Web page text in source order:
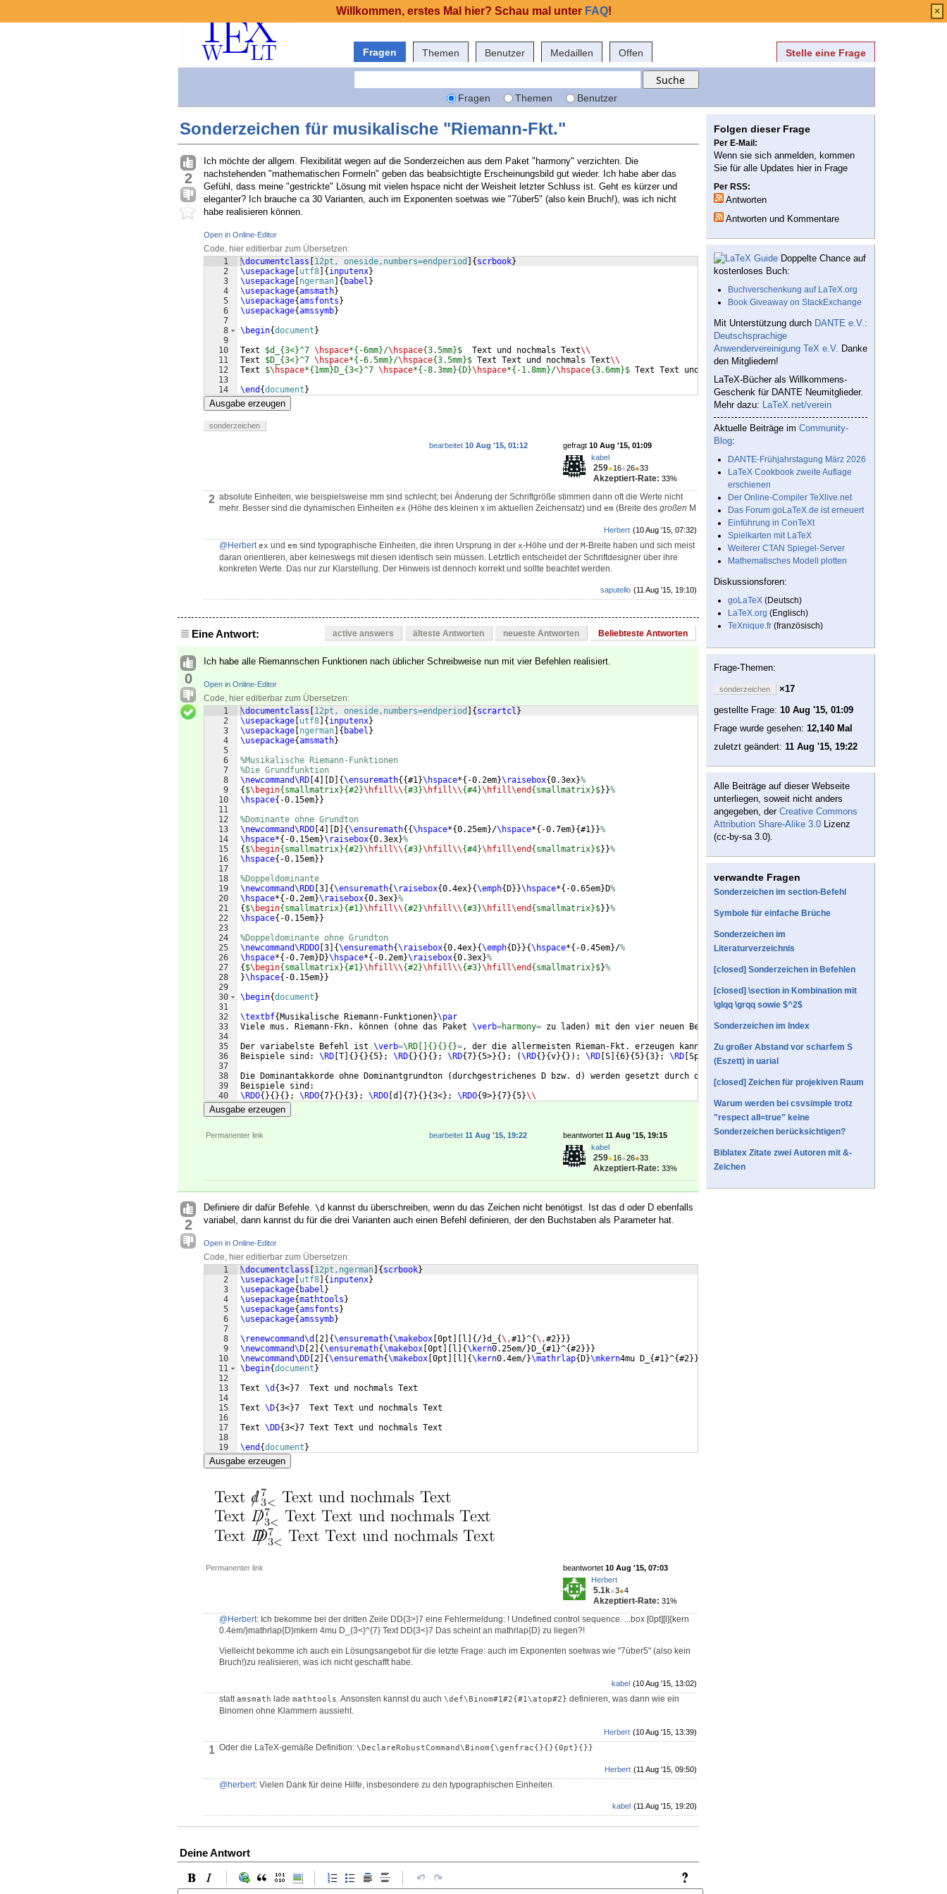
Fragen Themen Benutzer Medaillen Offen Stelle eine Frage
Fragen Themen Benutzer
Sonderzeichen für musikalische "Riemann-Fkt."
2
Ich möchte der allgem. Flexibilität wegen auf die Sonderzeichen aus dem Paket "harmony" verzichten. Die
nachstehenden "mathematischen Formeln" geben das beabsichtigte Erscheinungsbild gut wieder. Ich habe aber das
Gefühl, dass meine "gestrickte" Lösung mit vielen hspace nicht der Weisheit letzter Schluss ist. Geht es kürzer und
eleganter? Ich brauche ca 30 Varianten, auch im Exponenten soetwas wie "7über5" (also kein Bruch!), was ich nicht
habe realisieren können.
Open in Online-Editor
Code, hier editierbar zum Übersetzen:
1
2
3
4
5
6
7
8
9
10
11
12
13
14
\documentclass 12pt, oneside,numbers=endperiod { scrbook}
\usepackage utf8 { inputenx}
\usepackage ngerman { babel }
\usepackage{amsmath}
\usepackage{amsfonts }
\usepackage{amssymb}
\begin{document }
Text $d_{3<}^7 \hspace*{-6mm}/\hspace{3.5mm}$
  Text und nochmals Text
\\
Text $D_{3<}^7 \hspace*{-6.5mm}/\hspace{3.5mm}$ Text Text und nochmals Text\\
Text $\hspace*{1mm}D_{3<}^7 \hspace*{-8.3mm}{D}\hspace*{-1.8mm}/\hspace{3.6mm}$ Text Text und nochmals Text
\end {document }
Ausgabe erzeugen
sonderzeichen
gefragt 10 Aug '15, 01:09
kabel
259●16●26●33
Akzeptiert-Rate: 33%
bearbeitet 10 Aug '15, 01:12
2 absolute Einheiten, wie beispielsweise mm sind schlecht; bei Änderung der Schriftgröße stimmen dann oft die Werte nicht
mehr. Besser sind die dynamischen Einheiten ex (Höhe des kleinen x im aktuellen Zeichensatz) und em (Breite des großen M
(10 Aug '15, 07:32)
Herbert
@Herbert ex und em sind typographische Einheiten, die ihren Ursprung in der x-Höhe und der M-Breite haben und sich meist
daran orientieren, aber keineswegs mit diesen identisch sein müssen. Letztlich entscheidet der Schriftdesigner über ihre
konkreten Werte. Das nur zur Klarstellung. Der Hinweis ist dennoch korrekt und sollte beachtet werden.
(11 Aug '15, 19:10)
saputello
Eine Antwort: active answers älteste Antworten neueste Antworten Beliebteste Antworten
0
Ich habe alle Riemannschen Funktionen nach üblicher Schreibweise nun mit vier Befehlen realisiert.
Open in Online-Editor
Code, hier editierbar zum Übersetzen:
1
2
3
4
5
6
7
8
9
10
11
12
13
14
15
16
17
18
19
20
21
22
23
24
25
26
27
28
29
30
31
32
33
34
35
36
37
38
39
40
41
\documentclass 12pt, oneside,numbers=endperiod { scrartcl }
\usepackage utf8 { inputenx}
\usepackage ngerman { babel }
\usepackage{amsmath}
%Musikalische Riemann-Funktionen
%Die Grundfunktion
\newcommand\RD 4 D {\ensuremath{{#1}\hspace*{ -0.2em}\raisebox{0.3ex}%
{ $\begin{smallmatrix}{#2}\hfill\\{#3}\hfill\\{#4}\hfill\end {smallmatrix}$}}%
\hspace{ -0.15em}}
%Dominante ohne Grundton
\newcommand\RDO 4 D {\ensuremath{{\hspace*{0.25em}/\hspace*{ -0.7em}{#1}}%
\hspace*{ -0.15em}\raisebox{0.3ex}%
{ $\begin{smallmatrix}{#2}\hfill\\{#3}\hfill\\{#4}\hfill\end {smallmatrix}$}}%
\hspace{ -0.15em}}
%Doppeldominante
\newcommand\RDD 3 {\ensuremath{\raisebox{0.4ex}{\emph{ D}}\hspace*{ -0.65em} D%
\hspace*{ -0.2em}\raisebox{0.3ex}%
{ $\begin{smallmatrix}{#1}\hfill\\{#2}\hfill\\{#3}\hfill\end {smallmatrix}$}}%
\hspace{ -0.15em}}
%Doppeldominante ohne Grundton
\newcommand\RDDO 3 {\ensuremath{\raisebox{0.4ex}{\emph{ D}}{\hspace*{ -0.45em}/%
\hspace*{ -0.7em} D}\hspace*{ -0.2em}\raisebox{0.3ex}%
{ $\begin{smallmatrix}{#1}\hfill\\{#2}\hfill\\{#3}\hfill\end {smallmatrix}$}%
}\hspace{ -0.15em}}
\begin{document }
\textbf{ Musikalische Riemann-Funktionen}\par
Viele mus. Riemann-Fkn. können
(ohne das Paket \verb=harmony= zu laden) mit den vier neuen Befehlen im Fließtext geschrieben werden.
Der variabelste Befehl ist \verb=\RD[]{}{}{}=, der die allermeisten Rieman-Fkt. erzeugen kann. Parameter sind: \#1=D, d, S, s, T, t, Tp, tP,
Beispiele sind: \RD T { }{ }{5} ; \RD{ }{ }{ } ; \RD{7}{5>}{ } ; (\RD{ }{v}{ }) ; \RD S {6}{5}{3} ; \RD Sp {9< {3}; \RD [S
Die Dominantakkorde ohne Dominantgrundton
(durchgestrichenes D bzw. d ) werden gesetzt durch den Befehl
Beispiele sind:
\RDO{ }{ }{ } ; \RDO{7}{ }{3} ; \RDO d {7}{ }{3<} ; \RDO{9>}{7}{5}\\
Ausgabe erzeugen
Permanenter link beantwortet 11 Aug '15, 19:15
kabel
259●16●26●33
Akzeptiert-Rate: 33%
bearbeitet 11 Aug '15, 19:22
2
Definiere dir dafür Befehle. \d kannst du überschreiben, wenn du das Zeichen nicht benötigst. Ist das d oder D ebenfalls
variabel, dann kannst du für die drei Varianten auch einen Befehl definieren, der den Buchstaben als Parameter hat.
Open in Online-Editor
Code, hier editierbar zum Übersetzen:
1
2
3
4
5
6
7
8
9
10
11
12
13
14
15
16
17
18
19
\documentclass 12pt,ngerman { scrbook}
\usepackage utf8 { inputenx}
\usepackage{ babel }
\usepackage{mathtools }
\usepackage{amsfonts }
\usepackage{amssymb}
\renewcommand\d
2 {\ensuremath{\makebox 0pt l { /}d_ {\,#1}^{\,#2}}}
\newcommand\D 2 {\ensuremath{\makebox 0pt l {\kern0.25em/} D_ {#1}^{#2}}}
\newcommand\DD 2 {\ensuremath{\makebox 0pt l {\kern0.4em/}\mathrlap{ D}\mkern4mu D_ {#1}^{#2}}}
\begin{document }
Text \d {3<}7  Text und nochmals Text
Text \D{3<}7  Text Text und nochmals Text
Text \DD{3<}7 Text Text und nochmals Text
\end {document }
Ausgabe erzeugen
Permanenter link beantwortet 10 Aug '15, 07:03
Herbert
5.1k●3●4
Akzeptiert-Rate: 31%
@Herbert: Ich bekomme bei der dritten Zeile DD{3>}7 eine Fehlermeldung: ! Undefined control sequence. ...box [0pt][l]{kern
0.4em/}mathrlap{D}mkern 4mu D_{3<}^{7} Text DD{3<}7 Das scheint an mathrlap{D} zu liegen?!
Vielleicht bekomme ich auch ein Lösungsangebot für die letzte Frage: auch im Exponenten soetwas wie "7über5" (also kein
Bruch!)zu realisieren, was ich nicht geschafft habe.
(10 Aug '15, 13:02)
kabel
stattamsmath lade mathtools. Ansonsten kannst du auch \def\Binom#1#2{#1\atop#2} definieren, was dann wie ein
Binomen ohne Klammern aussieht.
(10 Aug '15, 13:39)
Herbert
1 Oder die LaTeX-gemäße Definition: \DeclareRobustCommand\Binom{\genfrac{}{}{0pt}{}}
(11 Aug '15, 09:50)
Herbert
@herbert: Vielen Dank für deine Hilfe, insbesondere zu den typographischen Einheiten.
(11 Aug '15, 19:20)
kabel
Deine Antwort
Folgen dieser Frage
Per E-Mail:
Wenn sie sich anmelden, kommen
Sie für alle Updates hier in Frage
Per RSS:
Antworten
Antworten und Kommentare
Doppelte Chance auf
kostenloses Buch:
Buchverschenkung auf LaTeX.org
Book Giveaway on StackExchange
Mit Unterstützung durch DANTE e.V.:
Deutschsprachige
Anwendervereinigung TeX e.V. Danke
den Mitgliedern!
LaTeX-Bücher als Willkommens-
Geschenk für DANTE Neumitglieder.
Mehr dazu: LaTeX.net/verein
Aktuelle Beiträge im Community-
Blog:
DANTE-Frühjahrstagung März 2026
LaTeX Cookbook zweite Auflage
erschienen
Der Online-Compiler TeXlive.net
Das Forum goLaTeX.de ist erneuert
Einführung in ConTeXt
Spielkarten mit LaTeX
Weiterer CTAN Spiegel-Server
Mathematisches Modell plotten
Diskussionsforen:
goLaTeX (Deutsch)
LaTeX.org (Englisch)
TeXnique.fr (französisch)
Frage-Themen:
sonderzeichen
×17
gestellte Frage: 10 Aug '15, 01:09
Frage wurde gesehen: 12,140 Mal
zuletzt geändert: 11 Aug '15, 19:22
Alle Beiträge auf dieser Webseite
unterliegen, soweit nicht anders
angegeben, der Creative Commons
Attribution Share-Alike 3.0 Lizenz
(cc-by-sa 3.0).
verwandte Fragen
Sonderzeichen im section-Befehl
Symbole für einfache Brüche
Sonderzeichen im
Literaturverzeichnis
[closed] Sonderzeichen in Befehlen
[closed] \section in Kombination mit
\glqq \grqq sowie $^2$
Sonderzeichen im Index
Zu großer Abstand vor scharfem S
(Eszett) in uarial
[closed] Zeichen für projekiven Raum
Warum werden bei csvsimple trotz
"respect all=true" keine
Sonderzeichen berücksichtigen?
Biblatex Zitate zwei Autoren mit &-
Zeichen
Willkommen, erstes Mal hier? Schau mal unter FAQ! ×